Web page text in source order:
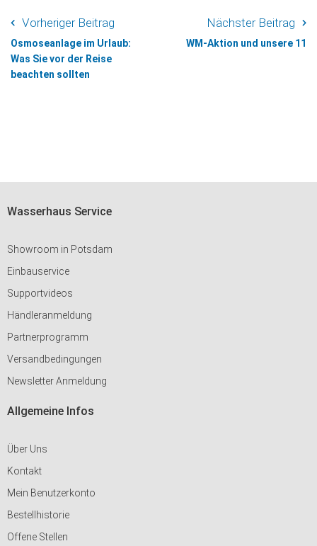
Vorheriger Beitrag
Osmoseanlage im Urlaub:
Was Sie vor der Reise
beachten sollten
Nächster Beitrag
WM-Aktion und unsere 11
Wasserhaus Service
Showroom in Potsdam
Einbauservice
Supportvideos
Händleranmeldung
Partnerprogramm
Versandbedingungen
Newsletter Anmeldung
Allgemeine Infos
Über Uns
Kontakt
Mein Benutzerkonto
Bestellhistorie
Offene Stellen